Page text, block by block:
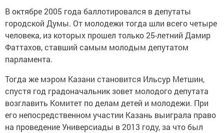
В октябре 2005 года баллотировался в депутаты
городской Думы. От молодежи тогда шли всего четыре
человека, из которых прошел только 25-летний Дамир
Фаттахов, ставший самым молодым депутатом
парламента.
Тогда же мэром Казани становится Ильсур Метшин,
спустя год градоначальник зовет молодого депутата
возглавить Комитет по делам детей и молодежи. При
его непосредственном участии Казань выиграла право
на проведение Универсиады в 2013 году, за что был